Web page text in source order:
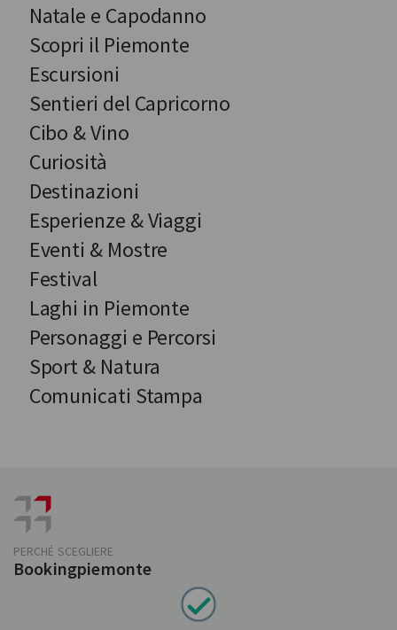
Natale e Capodanno
Scopri il Piemonte
Escursioni
Sentieri del Capricorno
Cibo & Vino
Curiosità
Destinazioni
Esperienze & Viaggi
Eventi & Mostre
Festival
Laghi in Piemonte
Personaggi e Percorsi
Sport & Natura
Comunicati Stampa
PERCHÉ SCEGLIERE
Bookingpiemonte